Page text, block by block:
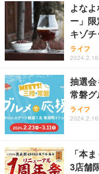
よな
ー」
キゾ
ライフ
抽選会
常磐
ライフ
「本
3店舗